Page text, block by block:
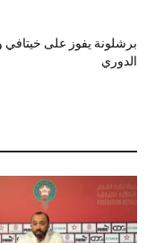
برشلونة يفوز على
الدوري